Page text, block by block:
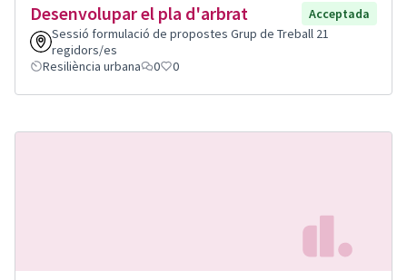
Desenvolupar el pla d'arbrat
Acceptada
Sessió formulació de propostes Grup de Treball 21
regidors/es
Resiliència urbana
0 0